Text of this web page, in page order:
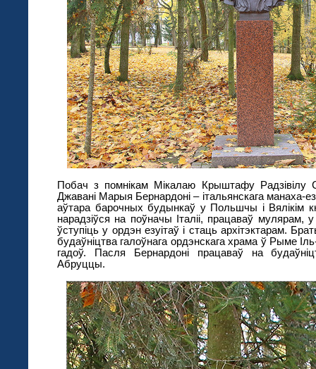
Побач з помнікам Мікалаю Крыштафу Радзівілу
Джавані Марыя Бернардоні – італьянскага манаха-
аўтара барочных будынкаў у Польшчы і Вялікім
нарадзіўся на поўначы Італіі, працаваў
ўступіць у ордэн езуітаў і стаць архітэктарам.
будаўніцтва галоўнага ордэнскага храма ў Рыме
гадоў. Пасля Бернардоні працаваў на
Абруццы.